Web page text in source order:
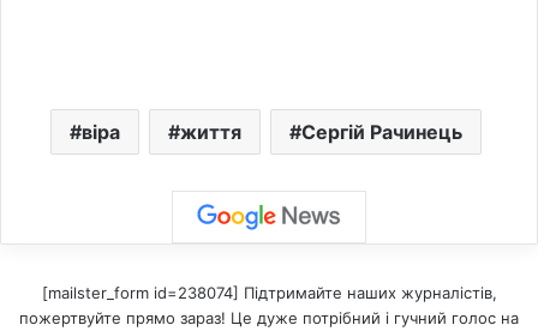
віра життя Сергій Рачинець
[mailster_form id=238074] Підтримайте наших журналістів,
пожертвуйте прямо зараз! Це дуже потрібний і гучний голос на